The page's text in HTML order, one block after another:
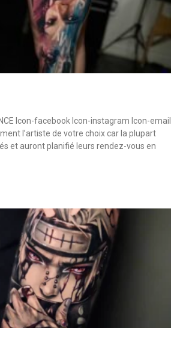
Icon-facebook Icon-instagram Icon-email
l’artiste de votre choix car la plupart
et auront planifié leurs rendez-vous en